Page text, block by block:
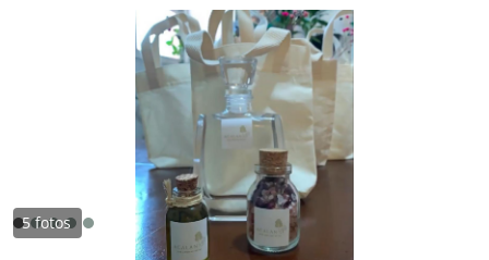
5 fotos